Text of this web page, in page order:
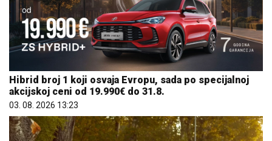
Hibrid broj 1 koji osvaja Evropu, sada po specijalnoj
akcijskoj ceni od 19.990€ do 31.8.
03. 08. 2026 13:23